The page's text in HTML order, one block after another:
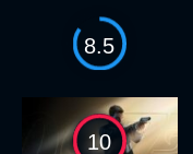
8.5
10